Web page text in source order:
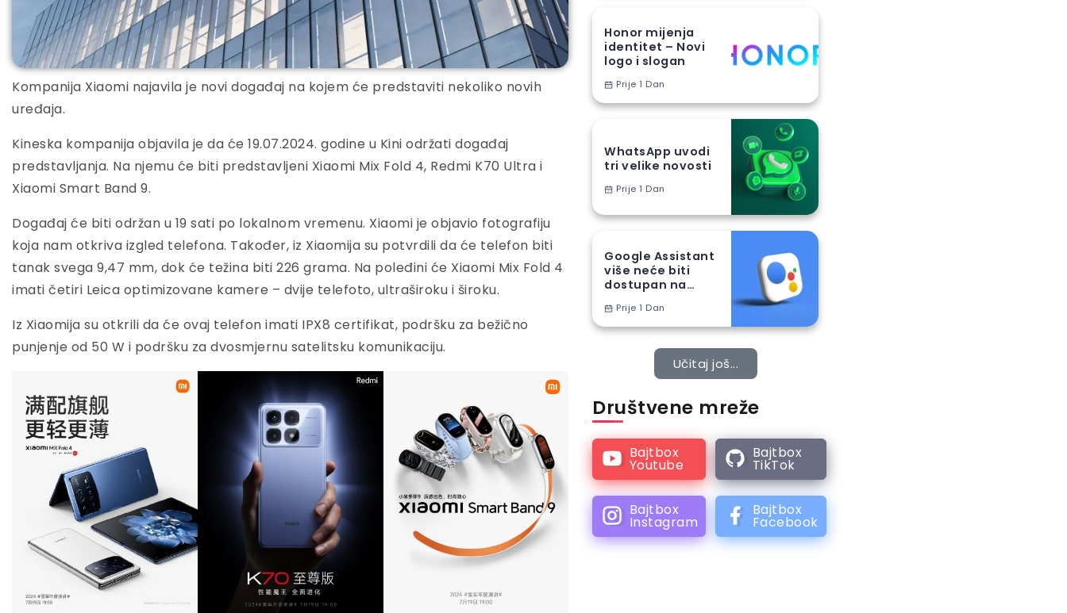
Kompanija Xiaomi najavila je novi događaj na kojem će predstaviti nekoliko novih
uređaja.
Kineska kompanija objavila je da će 19.07.2024. godine u Kini održati događaj
predstavljanja. Na njemu će biti predstavljeni Xiaomi Mix Fold 4, Redmi K70 Ultra i
Xiaomi Smart Band 9.
Događaj će biti održan u 19 sati po lokalnom vremenu. Xiaomi je objavio fotografiju
koja nam otkriva izgled telefona. Također, iz Xiaomija su potvrdili da će telefon biti
tanak svega 9,47 mm, dok će težina biti 226 grama. Na poleđini će Xiaomi Mix Fold 4
imati četiri Leica optimizovane kamere – dvije telefoto, ultraširoku i široku.
Iz Xiaomija su otkrili da će ovaj telefon imati IPX8 certifikat, podršku za bežično
punjenje od 50 W i podršku za dvosmjernu satelitsku komunikaciju.
Honor mijenja
identitet – Novi
logo i slogan
Prije 1 Dan
WhatsApp uvodi
tri velike novosti
Prije 1 Dan
Google Assistant
više neće biti
dostupan na
telefonima
Prije 1 Dan
Učitaj još...
Društvene mreže
Bajtbox
Youtube
Bajtbox
TikTok
Bajtbox
Instagram
Bajtbox
Facebook